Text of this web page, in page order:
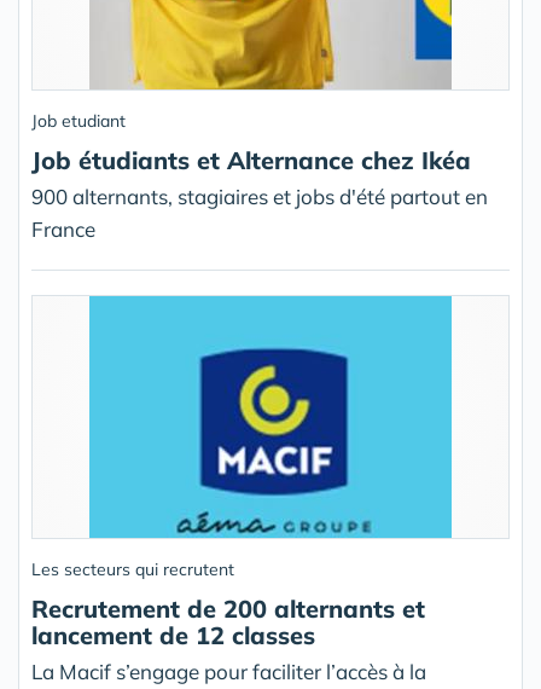
Job etudiant
Job étudiants et Alternance chez Ikéa
900 alternants, stagiaires et jobs d'été partout en
France
Les secteurs qui recrutent
Recrutement de 200 alternants et
lancement de 12 classes
La Macif s’engage pour faciliter l’accès à la